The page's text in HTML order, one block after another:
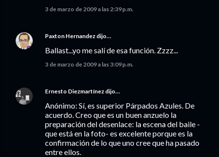
3 de marzo de 2009 a las 2:39 p.m.
Paxton Hernandez dijo…
Ballast...yo me salí de esa función. Zzzz...
3 de marzo de 2009 a las 3:09 p.m.
Ernesto Diezmartínez dijo…
Anónimo: Sí, es superior Párpados Azules. De
acuerdo. Creo que es un buen anzuelo la
preparación del desenlace: la escena del baile -
que está en la foto- es excelente porque es la
confirmación de lo que uno cree que ha pasado
entre ellos.